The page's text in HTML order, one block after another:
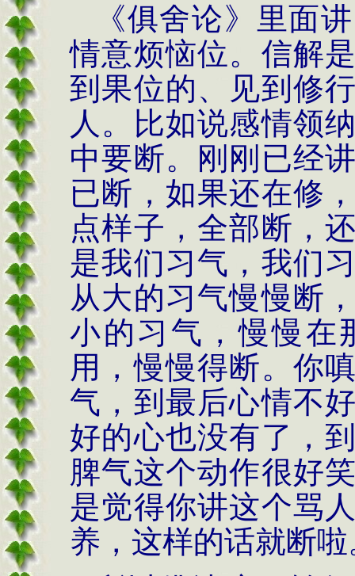
《俱舍论》
里面
情意烦恼位。 信解
到果位的、见到修
人。比如说感情领
中要断。刚刚已经
已断，如果还在修
点样子，全部断，
是我们习气，我们
从大的习气慢慢断
小的习气，慢慢在
用，慢慢得断。你
气，到最后心情不
好的心也没有了，
脾气这个动作很好
是觉得你讲这个骂
养，这样的话就断啦